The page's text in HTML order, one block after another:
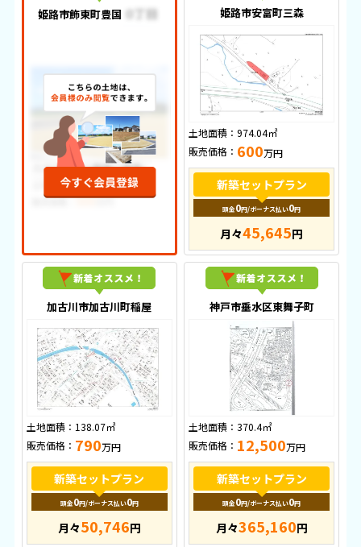
姫路市飾東町豊国 姫路市安富町三森
土地面積： 974.04㎡
販売価格： 600万円
新築セットプラン
頭金0円/ボーナス払い0円
月々45,645円
加古川市加古川町稲屋
土地面積： 138.07㎡
販売価格： 790万円
新築セットプラン
頭金0円/ボーナス払い0円
月々50,746円
神戸市垂水区東舞子町
土地面積： 370.4㎡
販売価格： 12,500万円
新築セットプラン
頭金0円/ボーナス払い0円
月々365,160円